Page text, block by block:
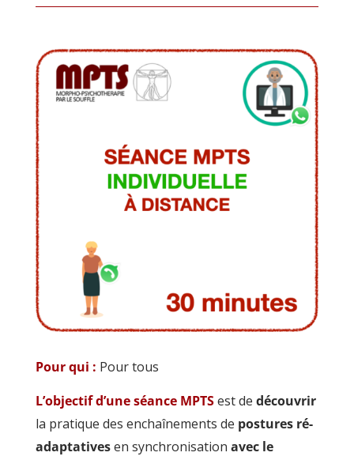
Pour qui : Pour tous
L’objectif d’une séance MPTSest de découvrir
la pratique des enchaînements de postures ré-
adaptativesen synchronisation avec le